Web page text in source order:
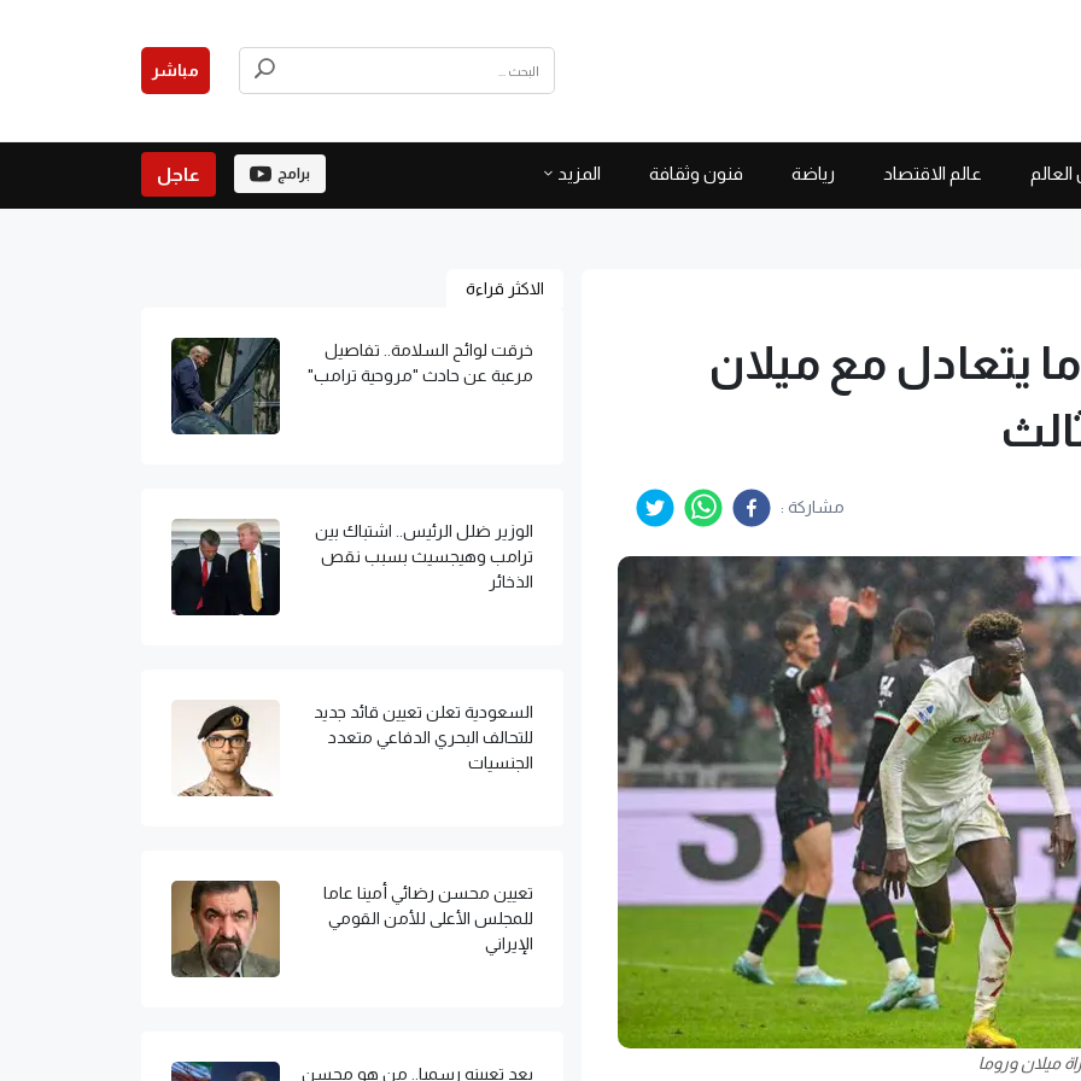
مباشر
عالم الاقتصاد رياضة فنون وثقافة المزيد برامج عاجل
يتعادل مع ميلان
مشاركة :
ميلان وروما
الاكثر قراءة
خرقت لوائح السلامة.. تفاصيل
مرعبة عن حادث "مروحية ترامب"
الوزير ضلل الرئيس.. اشتباك بين
ترامب وهيجسيث بسبب نقص
الذخائر
السعودية تعلن تعيين قائد جديد
للتحالف البحري الدفاعي متعدد
الجنسيات
تعيين محسن رضائي أمينا عاما
للمجلس الأعلى للأمن القومي
الإيراني
بعد تعيينه رسميا.. من هو محسن